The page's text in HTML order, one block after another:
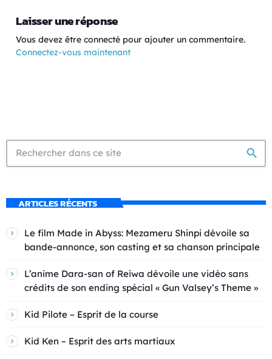
Laisser une réponse
Vous devez être connecté pour ajouter un commentaire.
Connectez-vous maintenant
search
ARTICLES RÉCENTS
Le film Made in Abyss: Mezameru Shinpi dévoile sa
bande-annonce, son casting et sa chanson principale
L’anime Dara-san of Reiwa dévoile une vidéo sans
crédits de son ending spécial « Gun Valsey’s Theme »
Kid Pilote – Esprit de la course
Kid Ken – Esprit des arts martiaux